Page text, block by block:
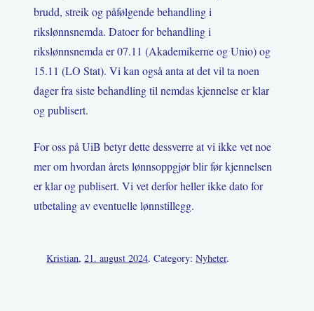
brudd, streik og påfølgende behandling i
rikslønnsnemda. Datoer for behandling i
rikslønnsnemda er 07.11 (Akademikerne og Unio) og
15.11 (LO Stat). Vi kan også anta at det vil ta noen
dager fra siste behandling til nemdas kjennelse er klar
og publisert.
For oss på UiB betyr dette dessverre at vi ikke vet noe
mer om hvordan årets lønnsoppgjør blir før kjennelsen
er klar og publisert. Vi vet derfor heller ikke dato for
utbetaling av eventuelle lønnstillegg.
Kristian,21. august 2024. Category:Nyheter.